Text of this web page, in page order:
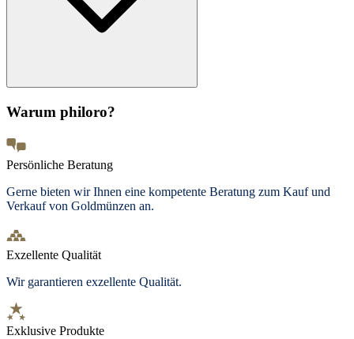
Warum philoro?
Persönliche Beratung
Gerne bieten wir Ihnen eine kompetente Beratung zum Kauf und
Verkauf von Goldmünzen an.
Exzellente Qualität
Wir garantieren exzellente Qualität.
Exklusive Produkte